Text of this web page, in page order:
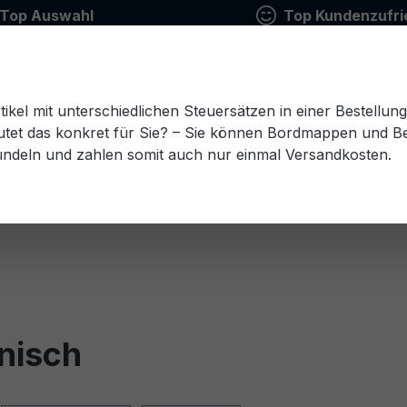
Top Auswahl Top
Estnisch Finnisch Französisch Griechisch
mit unterschiedlichen Steuersätzen in einer
das konkret für Sie? – Sie können Bordmappen und
und zahlen somit auch nur einmal Versandkosten.